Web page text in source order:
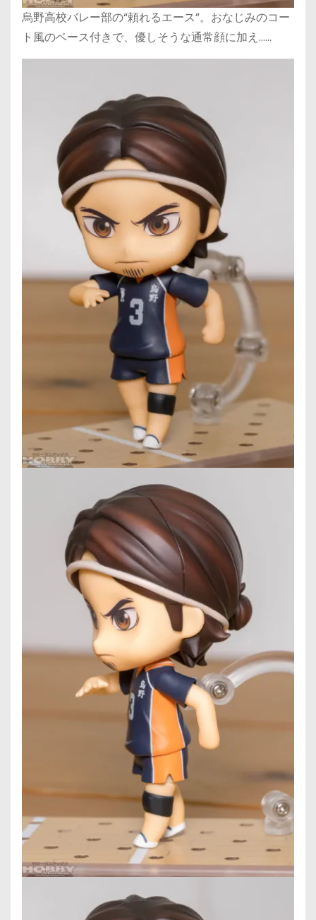
烏野高校バレー部の“頼れるエース”。おなじみのコー
ト風のベース付きで、優しそうな通常顔に加え……